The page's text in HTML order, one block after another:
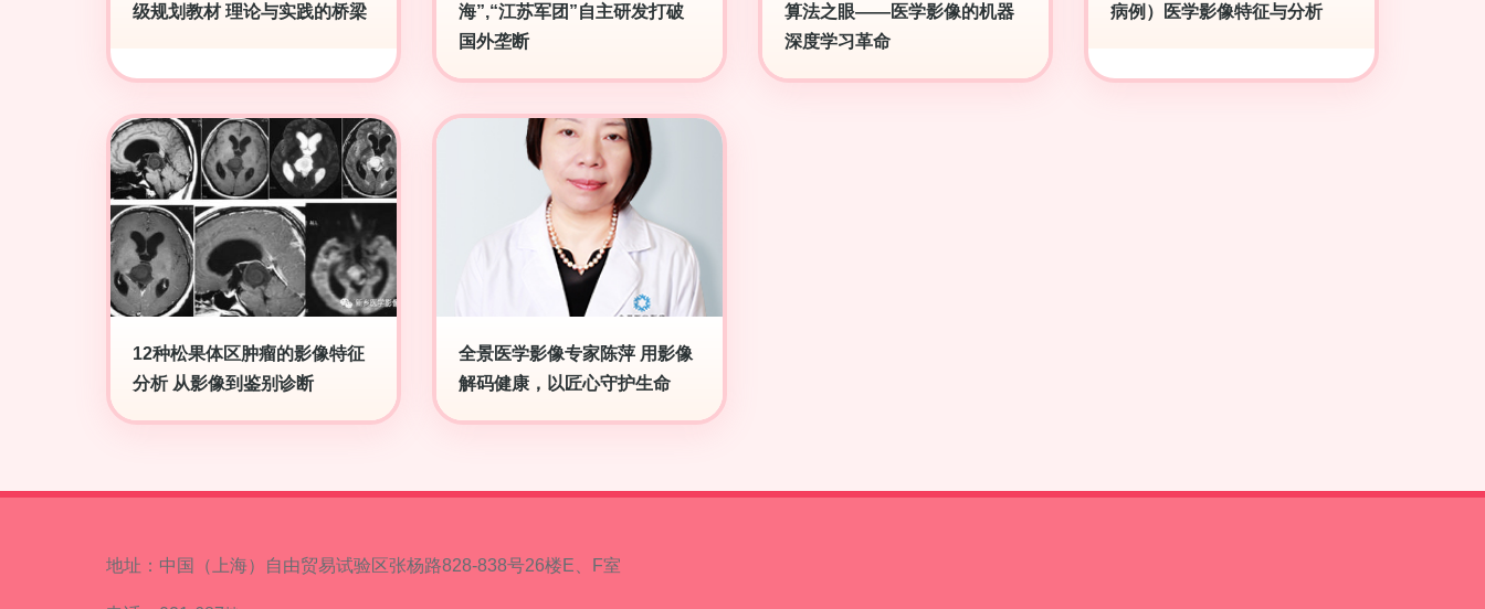
级规划教材 理论与实践的桥梁
海”,“江苏军团”自主研发打破
国外垄断
算法之眼——医学影像的机器
深度学习革命
病例）医学影像特征与分析
12种松果体区肿瘤的影像特征
分析 从影像到鉴别诊断
全景医学影像专家陈萍 用影像
解码健康，以匠心守护生命
地址：中国（上海）自由贸易试验区张杨路828-838号26楼E、F室